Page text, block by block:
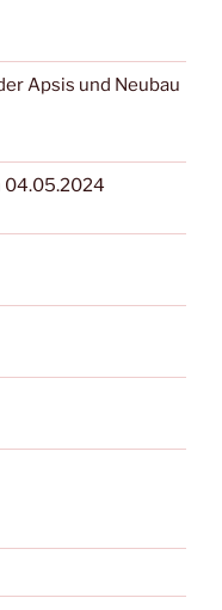
Apsis und Neubau
04.05.2024